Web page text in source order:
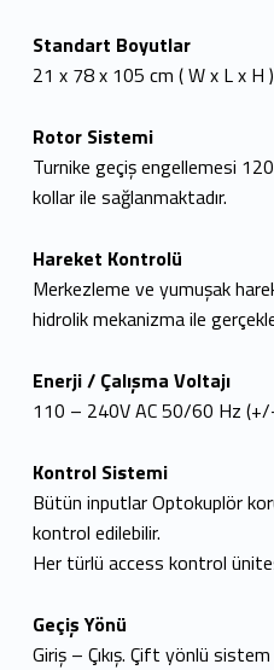
Standart Boyutlar
21 x 78 x 105 cm ( W x L x H )
Rotor Sistemi
Turnike geçiş engellemesi
kollar ile sağlanmaktadır.
Hareket Kontrolü
Merkezleme ve yumuşak
hidrolik mekanizma ile
Enerji / Çalışma Voltajı
110 – 240V AC 50/60 Hz
Kontrol Sistemi
Bütün inputlar Optokuplör
kontrol edilebilir.
Her türlü access kontrol
Geçiş Yönü
Giriş – Çıkış. Çift yönlü